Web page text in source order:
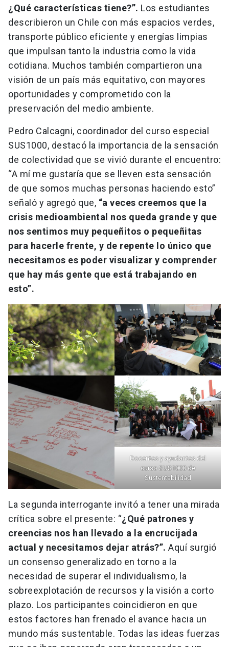
¿Qué características tiene?”. Los estudiantes
describieron un Chile con más espacios verdes,
transporte público eficiente y energías limpias
que impulsan tanto la industria como la vida
cotidiana. Muchos también compartieron una
visión de un país más equitativo, con mayores
oportunidades y comprometido con la
preservación del medio ambiente.
Pedro Calcagni, coordinador del curso especial
SUS1000, destacó la importancia de la sensación
de colectividad que se vivió durante el encuentro:
“A mí me gustaría que se lleven esta sensación
de que somos muchas personas haciendo esto”
señaló y agregó que, “a veces creemos que la
crisis medioambiental nos queda grande y que
nos sentimos muy pequeñitos o pequeñitas
para hacerle frente, y de repente lo único que
necesitamos es poder visualizar y comprender
que hay más gente que está trabajando en
esto”.
Docentes y ayudantes del
curso SUS1000 de
Sustentabilidad
La segunda interrogante invitó a tener una mirada
crítica sobre el presente: “¿Qué patrones y
creencias nos han llevado a la encrucijada
actual y necesitamos dejar atrás?”. Aquí surgió
un consenso generalizado en torno a la
necesidad de superar el individualismo, la
sobreexplotación de recursos y la visión a corto
plazo. Los participantes coincidieron en que
estos factores han frenado el avance hacia un
mundo más sustentable. Todas las ideas fuerzas